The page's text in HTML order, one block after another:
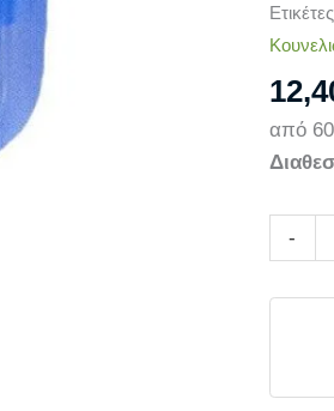
από
-